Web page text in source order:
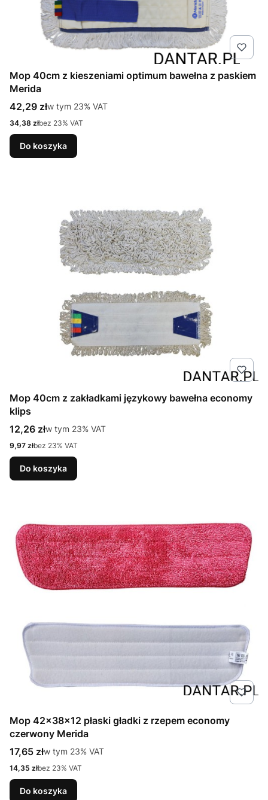
Mop 40cm z kieszeniami optimum bawełna z paskiem
Merida
Cena brutto
42,29 złw tym %s VAT
w tym 23% VAT
Cena netto
34,38 złbez 23% VAT
Do koszyka
Mop 40cm z zakładkami językowy bawełna economy
klips
Cena brutto
12,26 złw tym %s VAT
w tym 23% VAT
Cena netto
9,97 złbez 23% VAT
Do koszyka
Mop 42x38x12 płaski gładki z rzepem economy
czerwony Merida
Cena brutto
17,65 złw tym %s VAT
w tym 23% VAT
Cena netto
14,35 złbez 23% VAT
Do koszyka